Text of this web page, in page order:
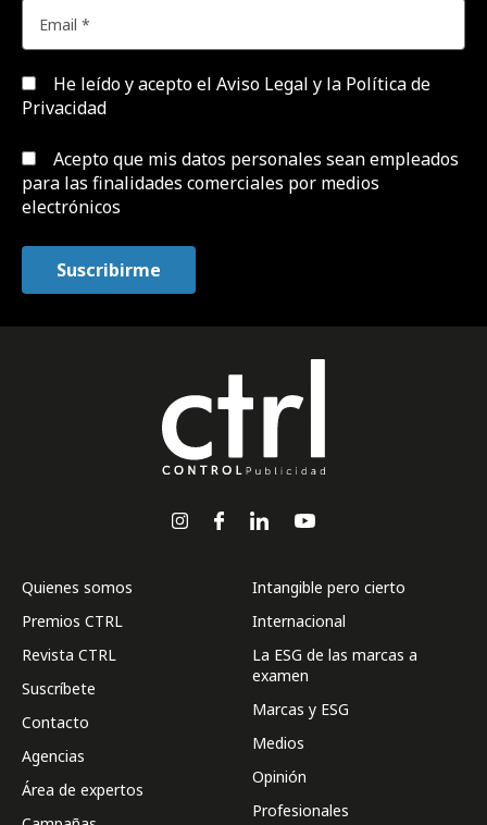
He leído y acepto el Aviso Legal y la Política de
Privacidad
Acepto que mis datos personales sean empleados
para las finalidades comerciales por medios
electrónicos
Quienes somos
Premios CTRL
Revista CTRL
Suscríbete
Contacto
Agencias
Área de expertos
Intangible pero cierto
Internacional
La ESG de las marcas a
examen
Marcas y ESG
Medios
Opinión
Profesionales